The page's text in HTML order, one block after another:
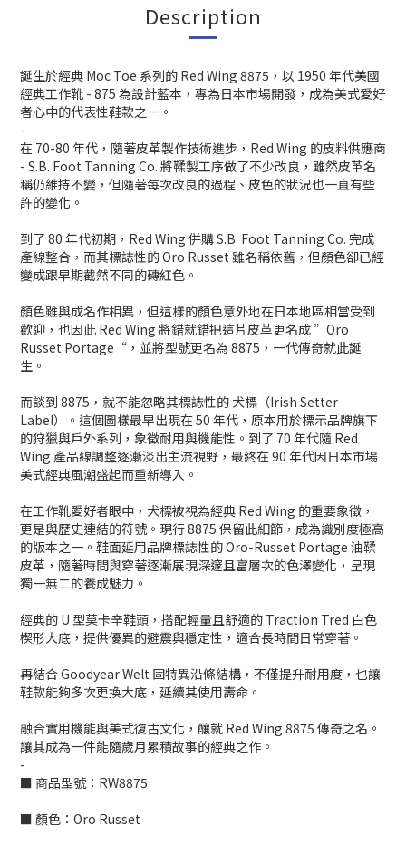
Description
誕生於經典 Moc Toe 系列的 Red Wing 8875，以 1950 年代美國
經典工作靴 - 875 為設計藍本，專為日本市場開發，成為美式愛好
者心中的代表性鞋款之一。
-
在 70-80 年代，隨著皮革製作技術進步，Red Wing 的皮料供應商
- S.B. Foot Tanning Co. 將鞣製工序做了不少改良，雖然皮革名
稱仍維持不變，但隨著每次改良的過程、皮色的狀況也一直有些
許的變化。
到了 80 年代初期，Red Wing 併購 S.B. Foot Tanning Co. 完成
產線整合，而其標誌性的 Oro Russet 雖名稱依舊，但顏色卻已經
變成跟早期截然不同的磚紅色。
顏色雖與成名作相異，但這樣的顏色意外地在日本地區相當受到
歡迎，也因此 Red Wing 將錯就錯把這片皮革更名成 ”Oro
Russet Portage“，並將型號更名為 8875，一代傳奇就此誕
生。
而談到 8875，就不能忽略其標誌性的 犬標（Irish Setter
Label）。這個圖樣最早出現在 50 年代，原本用於標示品牌旗下
的狩獵與戶外系列，象徵耐用與機能性。到了 70 年代隨 Red
Wing 產品線調整逐漸淡出主流視野，最終在 90 年代因日本市場
美式經典風潮盛起而重新導入。
在工作靴愛好者眼中，犬標被視為經典 Red Wing 的重要象徵，
更是與歷史連結的符號。現行 8875 保留此細節，成為識別度極高
的版本之一。鞋面延用品牌標誌性的 Oro-Russet Portage 油鞣
皮革，隨著時間與穿著逐漸展現深邃且富層次的色澤變化，呈現
獨一無二的養成魅力。
經典的 U 型莫卡辛鞋頭，搭配輕量且舒適的 Traction Tred 白色
楔形大底，提供優異的避震與穩定性，適合長時間日常穿著。
再結合 Goodyear Welt 固特異沿條結構，不僅提升耐用度，也讓
鞋款能夠多次更換大底，延續其使用壽命。
融合實用機能與美式復古文化，釀就 Red Wing 8875 傳奇之名。
讓其成為一件能隨歲月累積故事的經典之作。
-
■ 商品型號：RW8875
■ 顏色：Oro Russet